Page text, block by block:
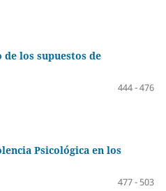
los supuestos de
444 - 476
Psicológica en los
477 - 503